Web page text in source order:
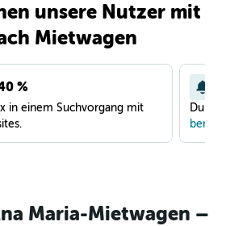
unsere Nutzer mit
Mietwagen
%
in einem Suchvorgang mit
Du
Maria-Mietwagen –